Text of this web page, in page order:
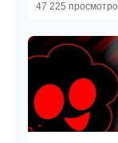
47 225